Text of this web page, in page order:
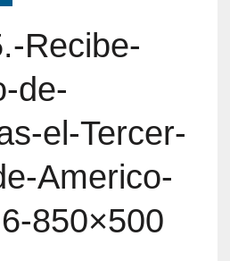
Recibe-
de-
el-Tercer-
Americo-
850×500